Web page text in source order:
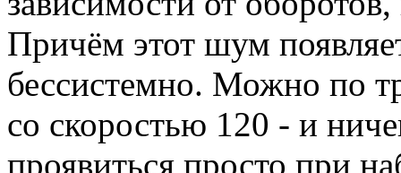
Причём этот шум
бессистемно. Можно по
со скоростью 120 - и
проявиться просто при